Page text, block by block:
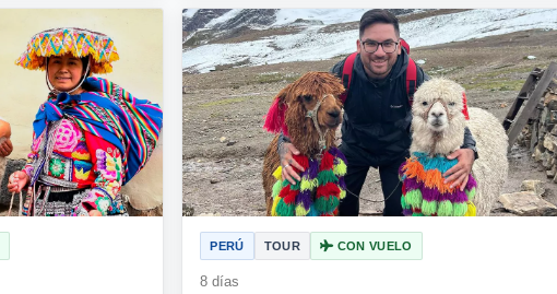
PERÚ TOUR CON VUELO
8 días